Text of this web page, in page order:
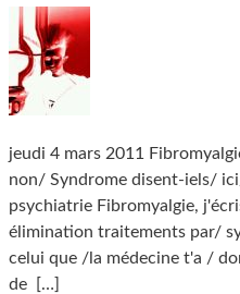
jeudi 4 mars 2011
non/ Syndrome disent-iels/
psychiatrie Fibromyalgie,
élimination traitements par/
celui que /la médecine t'a /
de
[…]